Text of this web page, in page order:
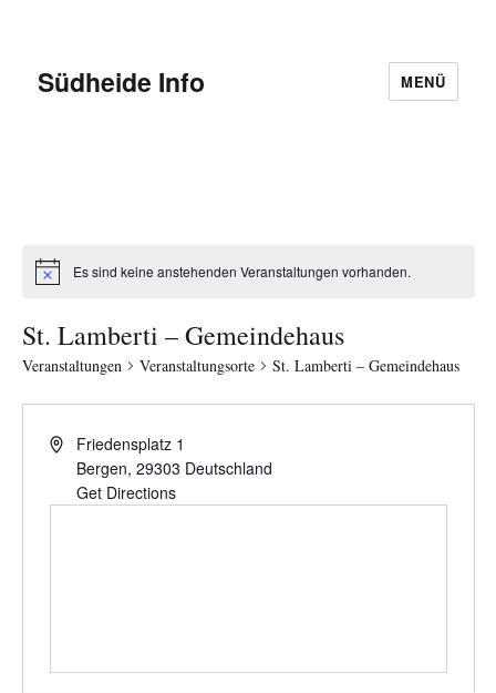
Südheide Info MENÜ
Es sind keine anstehenden Veranstaltungen vorhanden.
St. Lamberti – Gemeindehaus
Veranstaltungen Veranstaltungsorte St. Lamberti – Gemeindehaus
Friedensplatz 1
Bergen, 29303 Deutschland
Get Directions